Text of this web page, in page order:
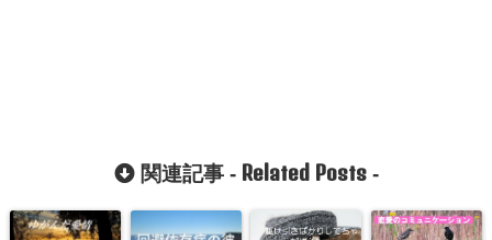
関連記事 - Related Posts-